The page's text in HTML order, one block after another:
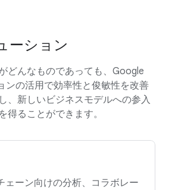
ーション
どんなものであっても、Google
ンの活用で効率性と俊敏性を改善
、新しいビジネスモデルへの参入
得ることができます。
ェーン向けの分析、コラボレー